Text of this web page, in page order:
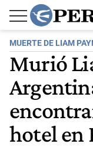
MUERTE DE LIAM
Murió
hotel en